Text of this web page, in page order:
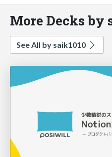
More Decks by
See All by saik1010